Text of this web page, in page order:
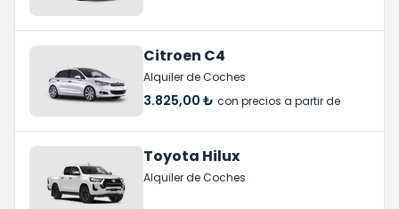
Citroen C4
Alquiler de Coches
3.825,00 ₺ con precios a partir de
Toyota Hilux
Alquiler de Coches